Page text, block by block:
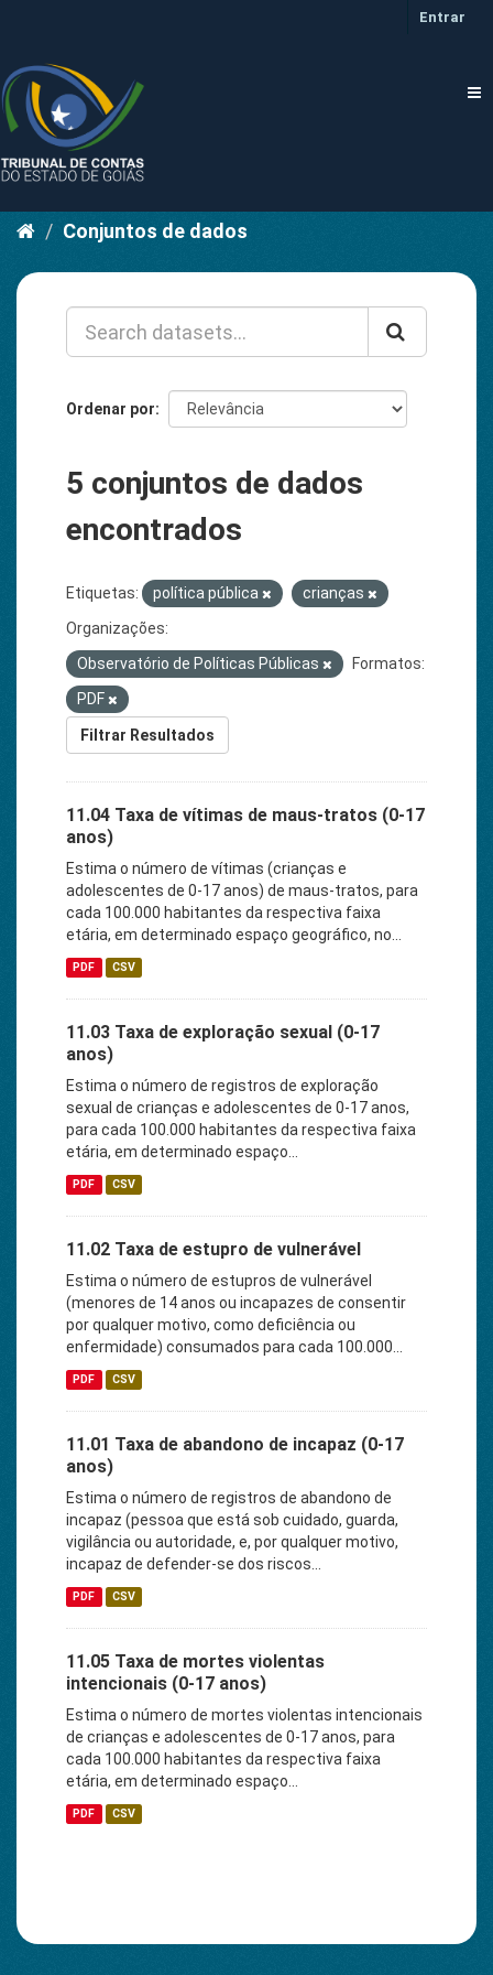
conteúdo
Entrar
Conjuntos de dados
Ordenar por
5 conjuntos de dados
encontrados
Etiquetas: política pública
crianças
Organizações:
Observatório de Políticas Públicas
Formatos:
PDF
Filtrar Resultados
11.04 Taxa de vítimas de maus-tratos (0-17
anos)
Estima o número de vítimas (crianças e
adolescentes de 0-17 anos) de maus-tratos, para
cada 100.000 habitantes da respectiva faixa
etária, em determinado espaço geográfico, no...
PDF CSV
11.03 Taxa de exploração sexual (0-17
anos)
Estima o número de registros de exploração
sexual de crianças e adolescentes de 0-17 anos,
para cada 100.000 habitantes da respectiva faixa
etária, em determinado espaço...
PDF CSV
11.02 Taxa de estupro de vulnerável
Estima o número de estupros de vulnerável
(menores de 14 anos ou incapazes de consentir
por qualquer motivo, como deficiência ou
enfermidade) consumados para cada 100.000...
PDF CSV
11.01 Taxa de abandono de incapaz (0-17
anos)
Estima o número de registros de abandono de
incapaz (pessoa que está sob cuidado, guarda,
vigilância ou autoridade, e, por qualquer motivo,
incapaz de defender-se dos riscos...
PDF CSV
11.05 Taxa de mortes violentas
intencionais (0-17 anos)
Estima o número de mortes violentas intencionais
de crianças e adolescentes de 0-17 anos, para
cada 100.000 habitantes da respectiva faixa
etária, em determinado espaço...
PDF CSV